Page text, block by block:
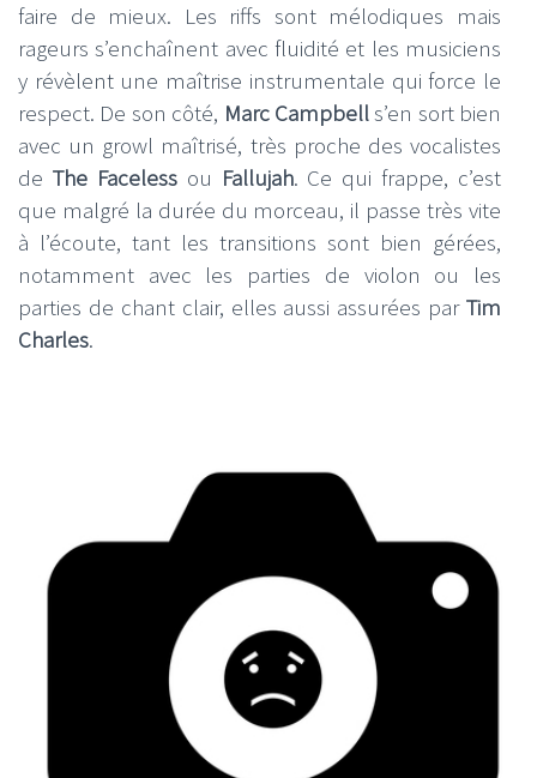
faire de mieux. Les riffs sont mélodiques mais
rageurs s’enchaînent avec fluidité et les musiciens
y révèlent une maîtrise instrumentale qui force le
respect. De son côté, Marc Campbells’en sort bien
avec un growl maîtrisé, très proche des vocalistes
de The Facelessou Fallujah. Ce qui frappe, c’est
que malgré la durée du morceau, il passe très vite
à l’écoute, tant les transitions sont bien gérées,
notamment avec les parties de violon ou les
parties de chant clair, elles aussi assurées par Tim
Charles.